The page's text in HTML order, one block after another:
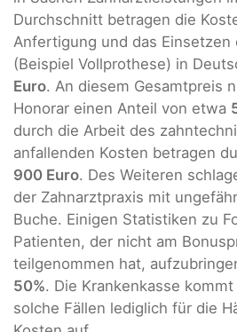
Durchschnitt betragen die
Anfertigung und das Einsetzen
(Beispiel Vollprothese) in
Euro. An diesem Gesamtpreis
Honorar einen Anteil von etwa
durch die Arbeit des
anfallenden Kosten betragen
900 Euro. Des Weiteren
der Zahnarztpraxis mit
Buche. Einigen Statistiken zu
Patienten, der nicht am
teilgenommen hat,
50%. Die Krankenkasse
solche Fällen lediglich für die